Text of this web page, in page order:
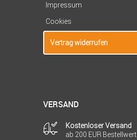
Impressum
Cookies
Vertrag widerrufen
VERSAND
Kostenloser Versand
ab 200 EUR Bestellwert